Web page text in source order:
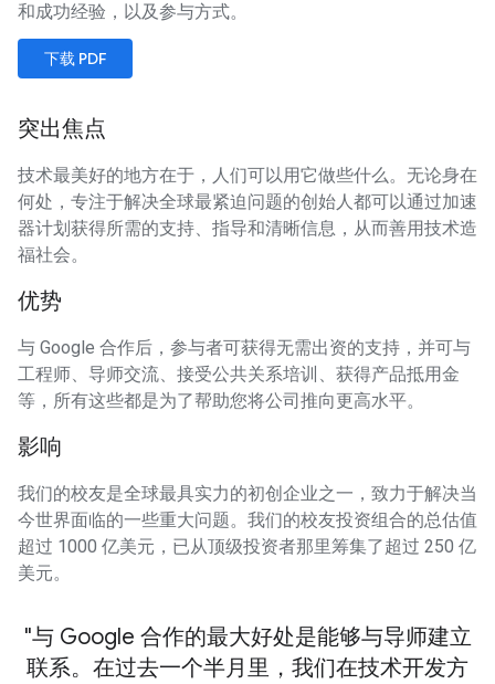
和成功经验，以及参与方式。
下载 PDF
突出焦点
技术最美好的地方在于，人们可以用它做些什么。无论身在
何处，专注于解决全球最紧迫问题的创始人都可以通过加速
器计划获得所需的支持、指导和清晰信息，从而善用技术造
福社会。
优势
与 Google 合作后，参与者可获得无需出资的支持，并可与
工程师、导师交流、接受公共关系培训、获得产品抵用金
等，所有这些都是为了帮助您将公司推向更高水平。
影响
我们的校友是全球最具实力的初创企业之一，致力于解决当
今世界面临的一些重大问题。我们的校友投资组合的总估值
超过 1000 亿美元，已从顶级投资者那里筹集了超过 250 亿
美元。
与 Google 合作的最大好处是能够与导师建立
联系。在过去一个半月里，我们在技术开发方